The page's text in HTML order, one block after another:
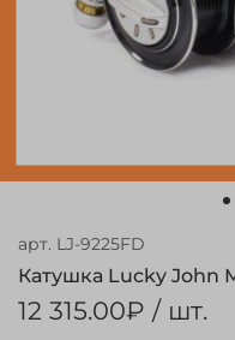
арт. LJ-9225FD
Катушка Lucky John
12 315.00₽ / шт.